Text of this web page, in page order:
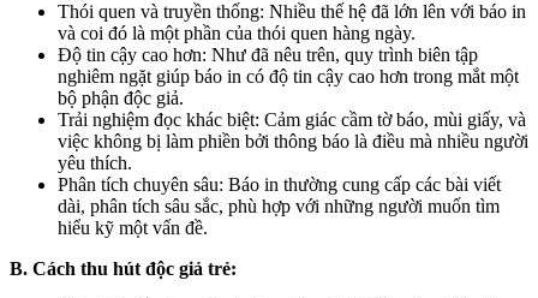
Thói quen và truyền thống: Nhiều thế hệ đã lớn lên với báo in
và coi đó là một phần của thói quen hàng ngày.
Độ tin cậy cao hơn: Như đã nêu trên, quy trình biên tập
nghiêm ngặt giúp báo in có độ tin cậy cao hơn trong mắt một
bộ phận độc giả.
Trải nghiệm đọc khác biệt: Cảm giác cầm tờ báo, mùi giấy, và
việc không bị làm phiền bởi thông báo là điều mà nhiều người
yêu thích.
Phân tích chuyên sâu: Báo in thường cung cấp các bài viết
dài, phân tích sâu sắc, phù hợp với những người muốn tìm
hiểu kỹ một vấn đề.
B. Cách thu hút độc giả trẻ: